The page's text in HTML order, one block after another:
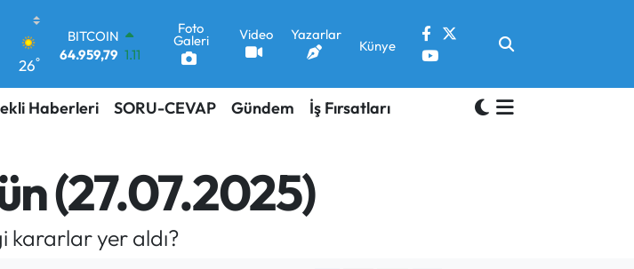
26°
DOLAR
47,7436 0.18
55,2510 0.32
STERLİN
BİST100
13.779
-14
64.959,79 1.11
Foto
Galeri Video Yazarlar
Künye
Haberleri SORU-CEVAP Gündem İş Fırsatları
(27.07.2025)
kararlar yer aldı?